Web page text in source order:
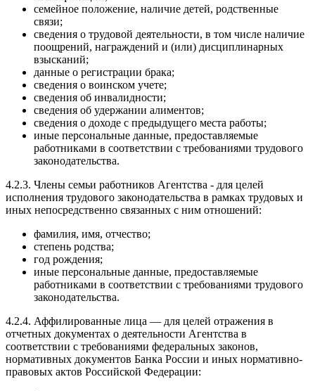
семейное положение, наличие детей, родственные
связи;
сведения о трудовой деятельности, в том числе наличие
поощрений, награждений и (или) дисциплинарных
взысканий;
данные о регистрации брака;
сведения о воинском учете;
сведения об инвалидности;
сведения об удержании алиментов;
сведения о доходе с предыдущего места работы;
иные персональные данные, предоставляемые
работниками в соответствии с требованиями трудового
законодательства.
4.2.3. Члены семьи работников Агентства - для целей
исполнения трудового законодательства в рамках трудовых и
иных непосредственно связанных с ним отношений:
фамилия, имя, отчество;
степень родства;
год рождения;
иные персональные данные, предоставляемые
работниками в соответствии с требованиями трудового
законодательства.
4.2.4. Аффилированные лица — для целей отражения в
отчетных документах о деятельности Агентства в
соответствии с требованиями федеральных законов,
нормативных документов Банка России и иных нормативно-
правовых актов Российской Федерации: